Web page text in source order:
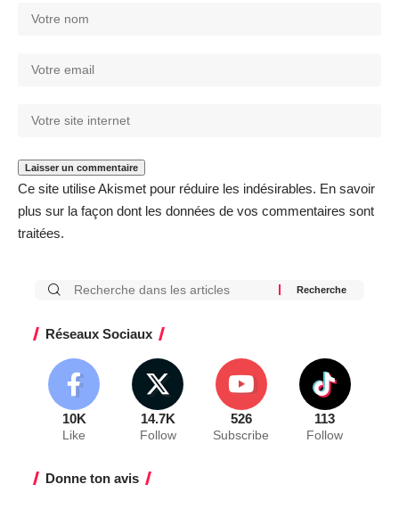
Ce site utilise Akismet pour réduire les indésirables. En savoir
plus sur la façon dont les données de vos commentaires sont
traitées.
Réseaux Sociaux
10K
Like
14.7K
Follow
526
Subscribe
113
Follow
Donne ton avis